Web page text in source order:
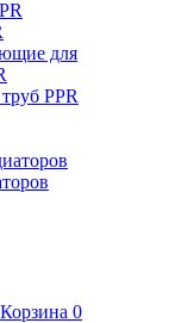
для
PPR
Корзина 0